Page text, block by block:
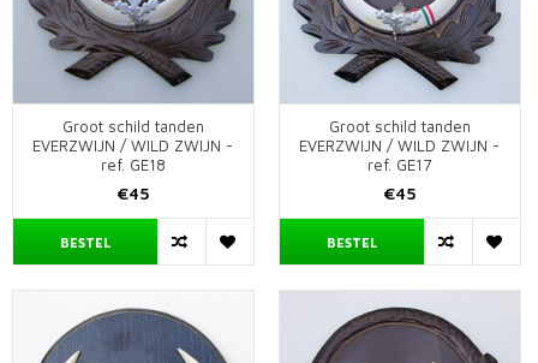
Groot schild tanden
EVERZWIJN / WILD ZWIJN -
ref. GE18
€45
BESTEL
Groot schild tanden
EVERZWIJN / WILD ZWIJN -
ref. GE17
€45
BESTEL